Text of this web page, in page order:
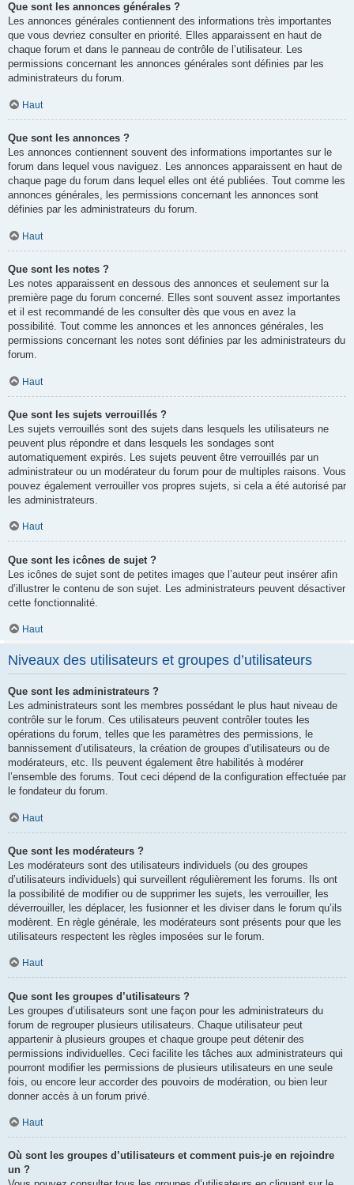
Que sont les annonces générales ?
Les annonces générales contiennent des informations très importantes
que vous devriez consulter en priorité. Elles apparaissent en haut de
chaque forum et dans le panneau de contrôle de l’utilisateur. Les
permissions concernant les annonces générales sont définies par les
administrateurs du forum.
Haut
Que sont les annonces ?
Les annonces contiennent souvent des informations importantes sur le
forum dans lequel vous naviguez. Les annonces apparaissent en haut de
chaque page du forum dans lequel elles ont été publiées. Tout comme les
annonces générales, les permissions concernant les annonces sont
définies par les administrateurs du forum.
Haut
Que sont les notes ?
Les notes apparaissent en dessous des annonces et seulement sur la
première page du forum concerné. Elles sont souvent assez importantes
et il est recommandé de les consulter dès que vous en avez la
possibilité. Tout comme les annonces et les annonces générales, les
permissions concernant les notes sont définies par les administrateurs du
forum.
Haut
Que sont les sujets verrouillés ?
Les sujets verrouillés sont des sujets dans lesquels les utilisateurs ne
peuvent plus répondre et dans lesquels les sondages sont
automatiquement expirés. Les sujets peuvent être verrouillés par un
administrateur ou un modérateur du forum pour de multiples raisons. Vous
pouvez également verrouiller vos propres sujets, si cela a été autorisé par
les administrateurs.
Haut
Que sont les icônes de sujet ?
Les icônes de sujet sont de petites images que l’auteur peut insérer afin
d’illustrer le contenu de son sujet. Les administrateurs peuvent désactiver
cette fonctionnalité.
Haut
Niveaux des utilisateurs et groupes d’utilisateurs
Que sont les administrateurs ?
Les administrateurs sont les membres possédant le plus haut niveau de
contrôle sur le forum. Ces utilisateurs peuvent contrôler toutes les
opérations du forum, telles que les paramètres des permissions, le
bannissement d’utilisateurs, la création de groupes d’utilisateurs ou de
modérateurs, etc. Ils peuvent également être habilités à modérer
l’ensemble des forums. Tout ceci dépend de la configuration effectuée par
le fondateur du forum.
Haut
Que sont les modérateurs ?
Les modérateurs sont des utilisateurs individuels (ou des groupes
d’utilisateurs individuels) qui surveillent régulièrement les forums. Ils ont
la possibilité de modifier ou de supprimer les sujets, les verrouiller, les
déverrouiller, les déplacer, les fusionner et les diviser dans le forum qu’ils
modèrent. En règle générale, les modérateurs sont présents pour que les
utilisateurs respectent les règles imposées sur le forum.
Haut
Que sont les groupes d’utilisateurs ?
Les groupes d’utilisateurs sont une façon pour les administrateurs du
forum de regrouper plusieurs utilisateurs. Chaque utilisateur peut
appartenir à plusieurs groupes et chaque groupe peut détenir des
permissions individuelles. Ceci facilite les tâches aux administrateurs qui
pourront modifier les permissions de plusieurs utilisateurs en une seule
fois, ou encore leur accorder des pouvoirs de modération, ou bien leur
donner accès à un forum privé.
Haut
Où sont les groupes d’utilisateurs et comment puis-je en rejoindre
un ?